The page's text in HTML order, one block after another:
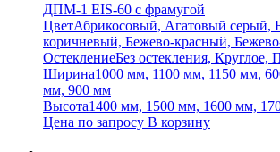
ДПМ-1 EIS-60 с фрамугой
ЦветАбрикосовый, Агатовый серый,
коричневый, Бежево-красный,
ОстеклениеБез остекления, Круглое,
Ширина1000 мм, 1100 мм, 1150 мм,
мм, 900 мм
Высота1400 мм, 1500 мм, 1600 мм,
Цена по запросу В корзину